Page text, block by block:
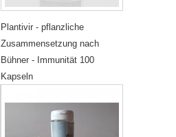
Plantivir - pflanzliche
Zusammensetzung nach
Bühner - Immunität 100
Kapseln